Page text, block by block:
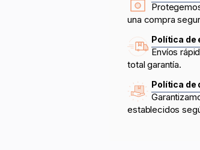
una compra
Política de
Envíos
total garantía.
Política de
establecidos